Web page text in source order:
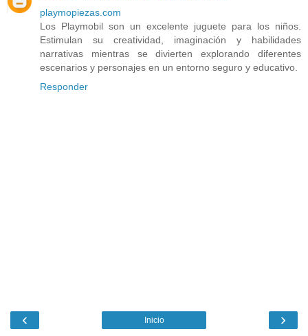
playmopiezas.com
Los Playmobil son un excelente juguete para los niños.
Estimulan su creatividad, imaginación y habilidades
narrativas mientras se divierten explorando diferentes
escenarios y personajes en un entorno seguro y educativo.
Responder
‹ ›
Inicio